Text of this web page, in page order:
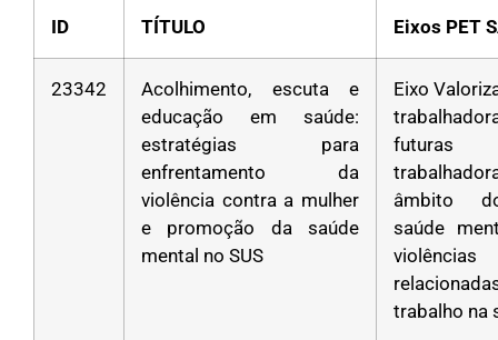
ID TÍTULO Eixos PET
23342
Acolhimento, escuta e
educação em saúde:
estratégias para
enfrentamento da
violência contra a mulher
e promoção da saúde
mental no SUS
Eixo
futuras
âmbito
saúde
violências
trabalho na